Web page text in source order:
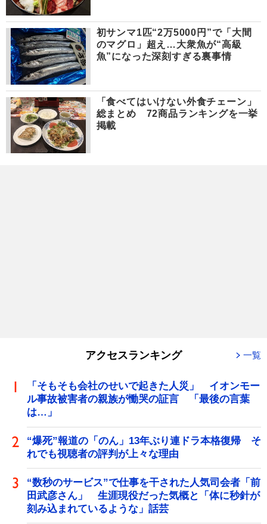
初サンマ1匹“2万5000円”で「大間
のマグロ」超え…大衆魚が“高級
魚”になった深刻すぎる裏事情
「食べてはいけない外食チェーン」
総まとめ 72商品ランキングを一挙
掲載
アクセスランキング 一覧
「そもそも会社のせいで起きた人災」 イオンモー
ル事故被害者の親族が慟哭の証言 「最後の言葉
は…」
“爆死”報道の「のん」13年ぶり連ドラ本格復帰 そ
れでも視聴者の評判が上々な理由
“数秒のサービス”で仕事を干された人気司会者「前
田武彦さん」 生涯現役だった気概と「体に秒針が
刻み込まれているような」話芸